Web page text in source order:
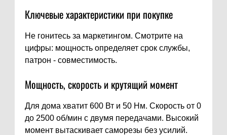
Ключевые характеристики при покупке
Не гонитесь за маркетингом. Смотрите на
цифры: мощность определяет срок службы,
патрон - совместимость.
Мощность, скорость и крутящий момент
Для дома хватит 600 Вт и 50 Нм. Скорость от 0
до 2500 об/мин с двумя передачами. Высокий
момент вытаскивает саморезы без усилий.